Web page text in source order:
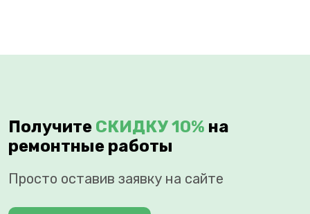
Получите СКИДКУ 10% на
ремонтные работы
Просто оставив заявку на сайте